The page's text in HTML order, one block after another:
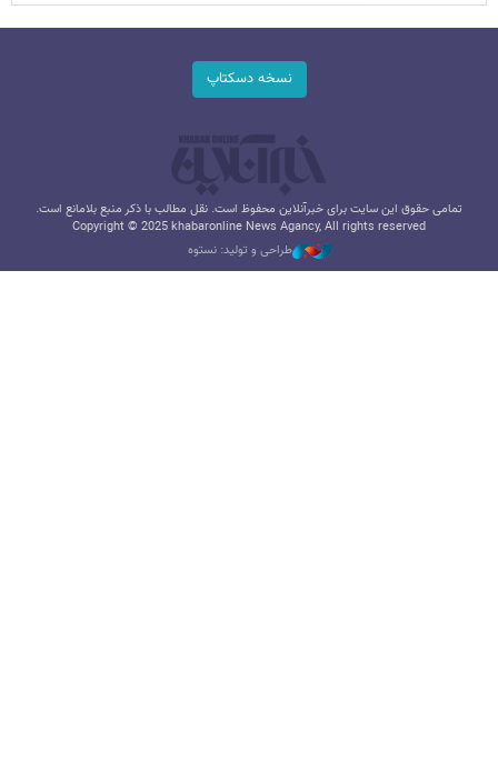
نسخه دسکتاپ
تمامی حقوق این سایت برای خبرآنلاین محفوظ است. نقل مطالب با ذکر منبع بلامانع است.
Copyright © 2025 khabaronline News Agancy, All rights reserved
طراحی و تولید: نستوه